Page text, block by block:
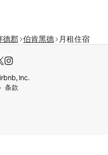
德郡 伯肯黑德 月租住宿
Inc.
条款